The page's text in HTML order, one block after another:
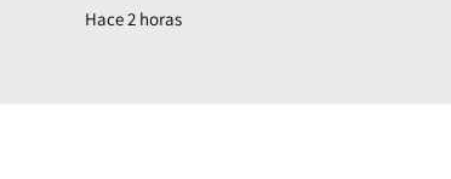
Hace 2 horas